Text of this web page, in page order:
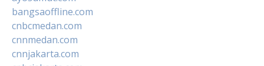
bangsaoffline.com
cnbcmedan.com
cnnmedan.com
cnnjakarta.com